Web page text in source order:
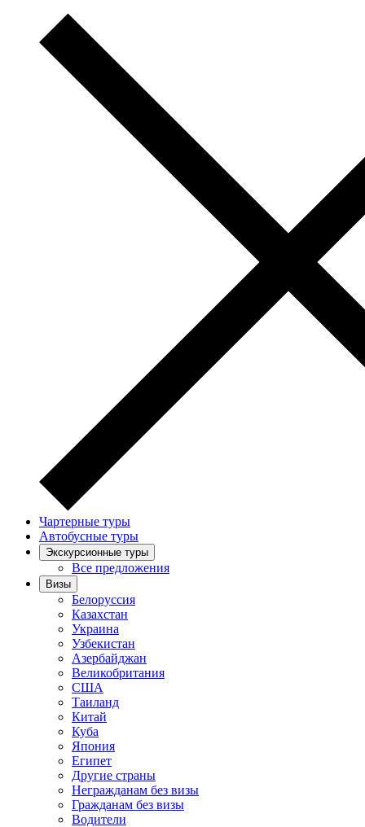
Чартерные туры
Автобусные туры
Экскурсионные туры
Все предложения
Визы
Белоруссия
Казахстан
Украина
Узбекистан
Азербайджан
Великобритания
США
Таиланд
Китай
Куба
Япония
Египет
Другие страны
Негражданам без визы
Гражданам без визы
Водители